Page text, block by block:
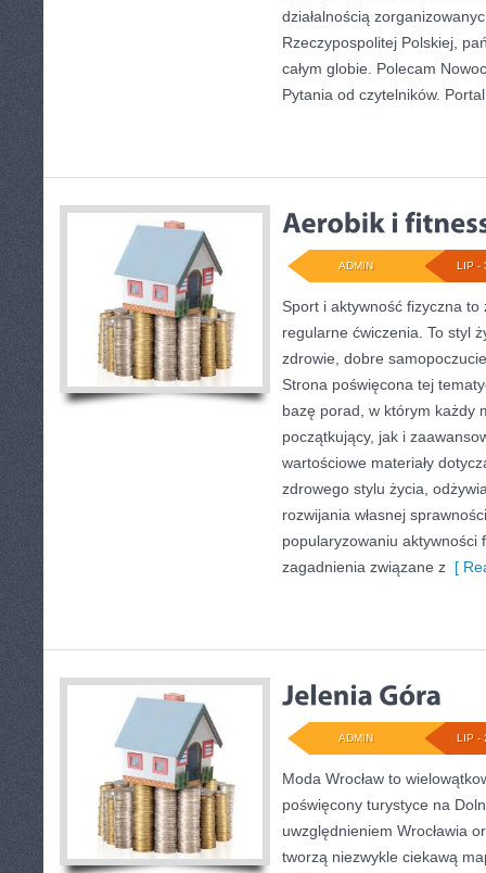
działalnością
Rzeczypospolitej Polskiej,
całym globie. Polecam
Pytania od czytelników. Portal
LIP -
ADMIN
Sport i aktywność fizyczna
regularne ćwiczenia. To styl
zdrowie, dobre
Strona poświęcona tej
bazę porad, w którym każdy
początkujący, jak i
wartościowe materiały
zdrowego stylu życia,
rozwijania własnej
popularyzowaniu aktywności
zagadnienia związane z [
LIP -
ADMIN
Moda Wrocław to
poświęcony turystyce na
uwzględnieniem Wrocławia
tworzą niezwykle ciekawą